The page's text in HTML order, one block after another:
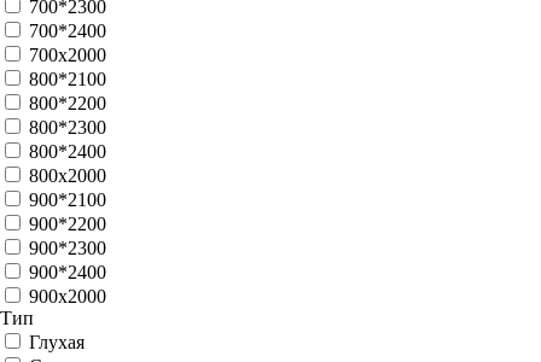
Дуб бежевый
Дуб болтон
Дуб грей серый
Дуб жемчужный
дуб золотистый
Дуб корица
дуб мадейра